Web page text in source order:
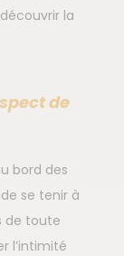
la
de
bord des
se tenir à
de toute
l’intimité